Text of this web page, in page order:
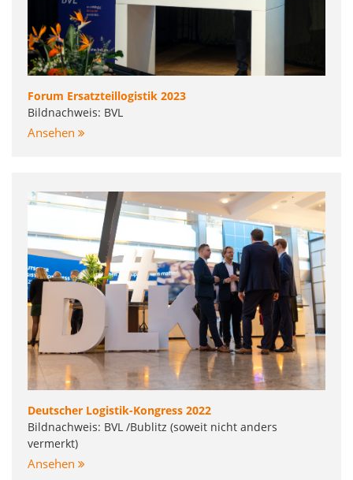
Forum Ersatzteillogistik 2023
Bildnachweis: BVL
Ansehen
Deutscher Logistik-Kongress 2022
Bildnachweis: BVL /Bublitz (soweit nicht anders
vermerkt)
Ansehen